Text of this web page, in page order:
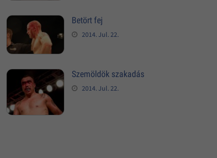
Betört fej
2014. Jul. 22.
Szemöldök szakadás
2014. Jul. 22.